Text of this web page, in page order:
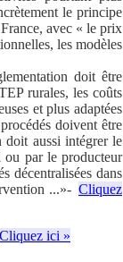
le principe
avec « le prix
les modèles
doit être
rurales, les coûts
et plus adaptées
doivent être
doit aussi intégrer le
ou par le producteur
décentralisées dans
...»- Cliquez
Cliquez ici »